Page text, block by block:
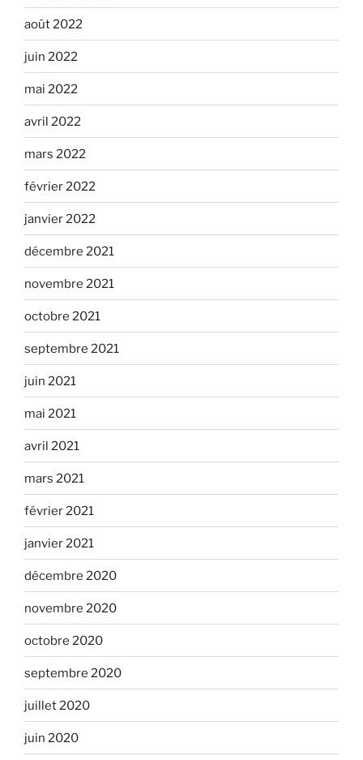
août 2022
juin 2022
mai 2022
avril 2022
mars 2022
février 2022
janvier 2022
décembre 2021
novembre 2021
octobre 2021
septembre 2021
juin 2021
mai 2021
avril 2021
mars 2021
février 2021
janvier 2021
décembre 2020
novembre 2020
octobre 2020
septembre 2020
juillet 2020
juin 2020